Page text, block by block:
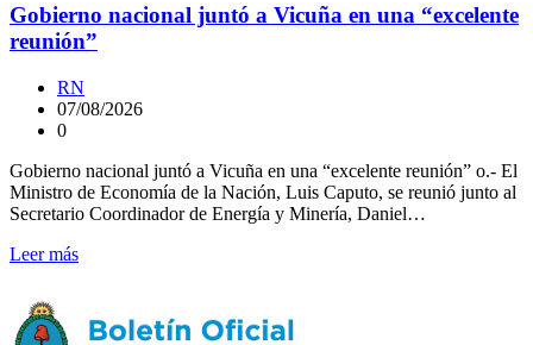
Gobierno nacional juntó a Vicuña en una “excelente
reunión”
RN
07/08/2026
0
Gobierno nacional juntó a Vicuña en una “excelente reunión” o.- El
Ministro de Economía de la Nación, Luis Caputo, se reunió junto al
Secretario Coordinador de Energía y Minería, Daniel…
Leer más